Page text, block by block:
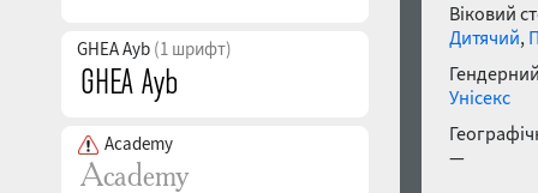
GHEA Ayb (1 шрифт)
Academy
Віковий
Дитячий,
Унісекс
—